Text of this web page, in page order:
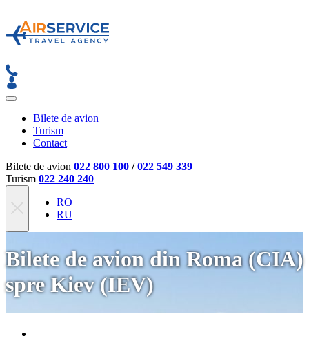
Bilete de avion
Turism
Contact
Bilete de avion 022 800 100 /022 549 339
Turism 022 240 240
RO
RU
Bilete de avion din Roma (CIA)
spre Kiev (IEV)